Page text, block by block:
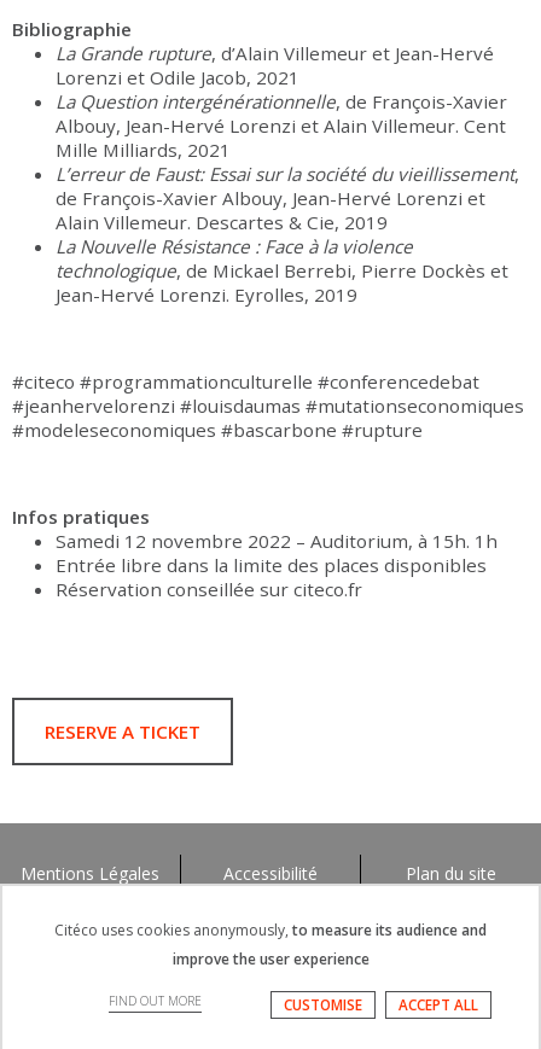
Bibliographie
La Grande rupture, d’Alain Villemeur et Jean-Hervé
Lorenzi et Odile Jacob, 2021
La Question intergénérationnelle, de François-Xavier
Albouy, Jean-Hervé Lorenzi et Alain Villemeur. Cent
Mille Milliards, 2021
L’erreur de Faust: Essai sur la société du vieillissement,
de François-Xavier Albouy, Jean-Hervé Lorenzi et
Alain Villemeur. Descartes & Cie, 2019
La Nouvelle Résistance : Face à la violence
technologique, de Mickael Berrebi, Pierre Dockès et
Jean-Hervé Lorenzi. Eyrolles, 2019
#citeco #programmationculturelle #conferencedebat
#jeanhervelorenzi #louisdaumas #mutationseconomiques
#modeleseconomiques #bascarbone #rupture
Infos pratiques
Samedi 12 novembre 2022 – Auditorium, à 15h. 1h
Entrée libre dans la limite des places disponibles
Réservation conseillée sur citeco.fr
RESERVE A TICKET
Mentions Légales Accessibilité Plan du site
Citéco uses cookies anonymously, to measure its audience and
improve the user experience
FIND OUT MORE ACCEPT ALL
CUSTOMISE